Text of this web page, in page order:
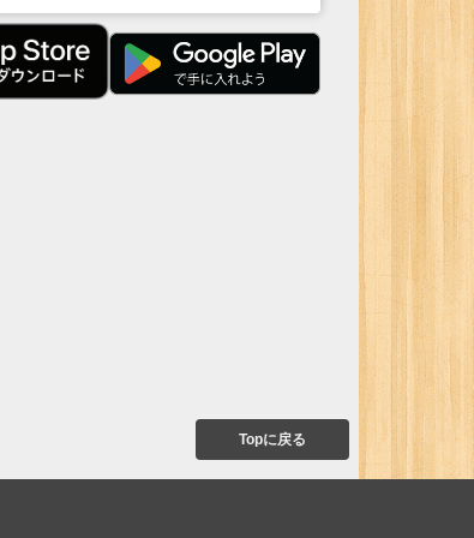
Topに戻る